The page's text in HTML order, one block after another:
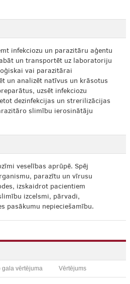
infekciozu un parazitāru aģentu
un transportēt uz laboratoriju
vai parazitārai
un analizēt natīvus un krāsotus
uzsēt infekciozu
dezinfekcijas un strerilizācijas
slimību ierosinātāju
veselības aprūpē. Spēj
parazītu un vīrusu
izskaidrot pacientiem
izcelsmi, pārvadi,
pasākumu nepieciešamību.
gala vērtējuma Vērtējums